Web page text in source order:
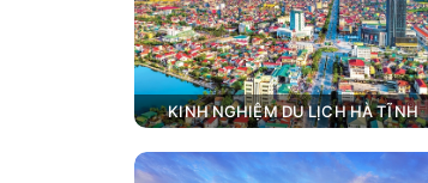
KINH NGHIỆM DU LỊCH HÀ TĨNH